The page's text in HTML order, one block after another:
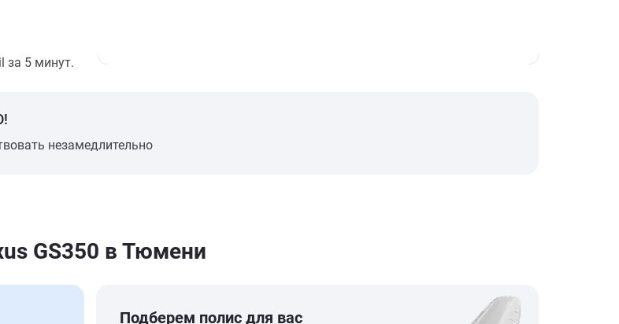
за 5 минут.
незамедлительно
GS350 в Тюмени
Подберем полис для вас